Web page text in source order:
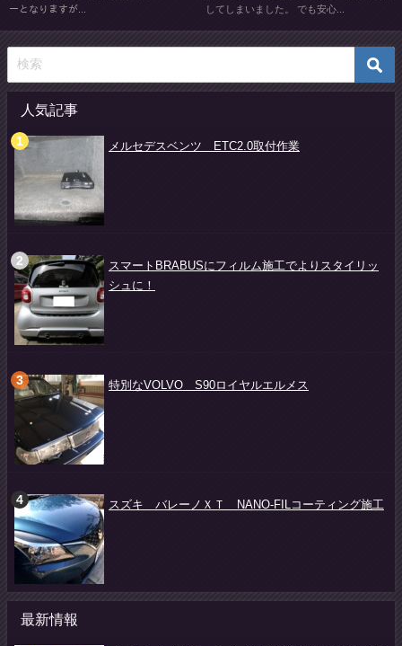
ーとなりますが...
してしまいました。 でも安心...
人気記事
メルセデスベンツ ETC2.0取付作業
スマートBRABUSにフィルム施工でよりスタイリッ
シュに！
特別なVOLVO S90ロイヤルエルメス
スズキ バレーノＸＴ NANO-FILコーティング施工
最新情報